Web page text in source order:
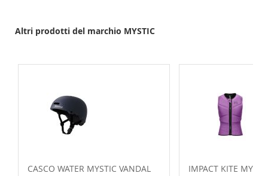
Altri prodotti del marchio MYSTIC
CASCO WATER MYSTIC VANDAL
IMPACT KITE